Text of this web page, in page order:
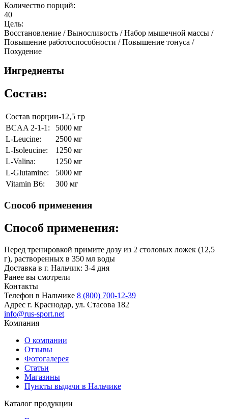
Количество порций:
40
Цель:
Восстановление / Выносливость / Набор мышечной массы /
Повышение работоспособности / Повышение тонуса /
Похудение
Ингредиенты
Состав:
Состав порции-12,5 гр
BCAA 2-1-1:
5000 мг
L-Leucine:
2500 мг
L-Isoleucine:
1250 мг
L-Valina:
1250 мг
L-Glutamine:
5000 мг
Vitamin B6:
300 мг
Способ применения
Способ применения:
Перед тренировкой примите дозу из 2 столовых ложек (12,5
г), растворенных в 350 мл воды
Доставка в г. Нальчик: 3-4 дня
Ранее вы смотрели
Контакты
Телефон в Нальчике 8 (800) 700-12-39
Адрес г. Краснодар, ул. Стасова 182
info@rus-sport.net
Компания
О компании
Отзывы
Фотогалерея
Статьи
Магазины
Пункты выдачи в Нальчике
Каталог продукции